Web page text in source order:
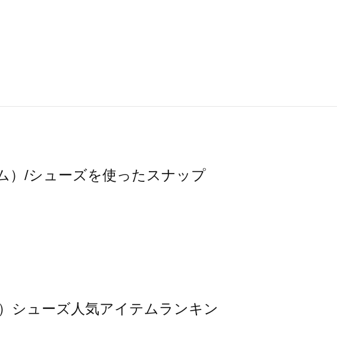
）/シューズを使ったスナップ
シューズ人気アイテムランキン